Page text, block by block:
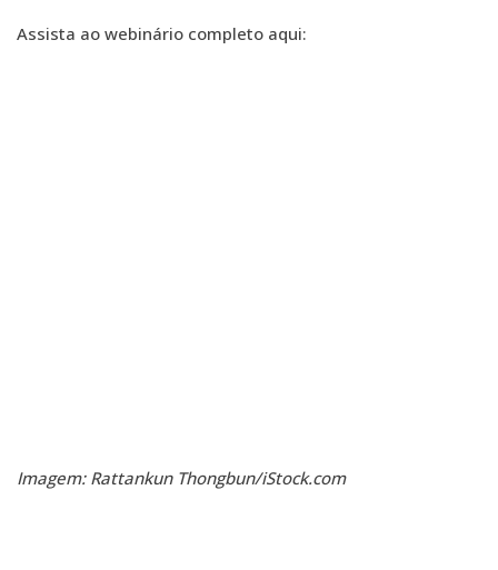
Assista ao webinário completo aqui:
Imagem: Rattankun Thongbun/iStock.com